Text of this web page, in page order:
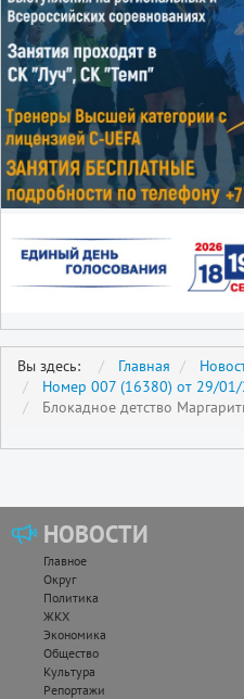
Вы здесь: Главная
Номер 007 (16380) от 29/
Блокадное детство
НОВОСТИ
Главное
Округ
Политика
ЖКХ
Экономика
Общество
Культура
Репортажи